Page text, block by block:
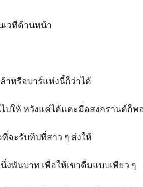
เวทีด้านหน้า
าหรือบาร์แห่งนี้ก็ว่าได้
ปให้ หวังแค่ได้แตะมือสงกรานต์ก็พอ
จะรับทิปที่สาว ๆ ส่งให้
พันบาท เพื่อให้เขาดื่มแบบเพียว ๆ